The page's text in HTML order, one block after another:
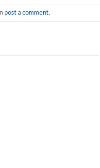
post a comment.